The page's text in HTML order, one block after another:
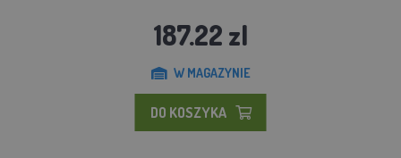
187.22 zl
W MAGAZYNIE
DO KOSZYKA